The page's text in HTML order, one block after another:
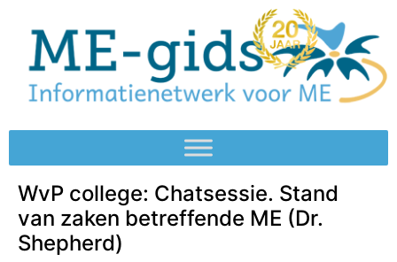
WvP college: Chatsessie. Stand
van zaken betreffende ME (Dr.
Shepherd)